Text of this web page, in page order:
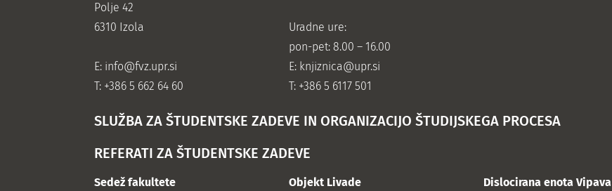
Polje 42
6310 Izola
E: info@fvz.upr.si
T: +386 5 662 64 60
SLUŽBA ZA ŠTUDENTSKE ZADEVE IN ORGANIZACIJO ŠTUDIJSKEGA PROCESA
REFERATI ZA ŠTUDENTSKE ZADEVE
Sedež fakultete
Uradne ure:
pon-pet: 8.00 – 16.00
E: knjiznica@upr.si
T: +386 5 6117 501
Objekt Livade Dislocirana enota Vipava